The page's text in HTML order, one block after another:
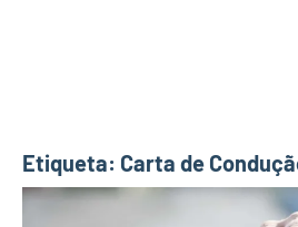
Etiqueta: Carta de